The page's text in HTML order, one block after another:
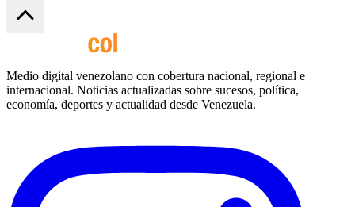
Medio digital venezolano con cobertura nacional, regional e
internacional. Noticias actualizadas sobre sucesos, política,
economía, deportes y actualidad desde Venezuela.